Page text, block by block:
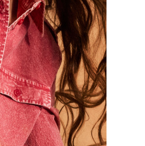
Vestido Mini Poá
R$1.295,00
8
R$161,